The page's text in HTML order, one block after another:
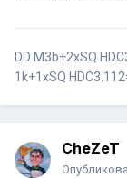
DD M3b+2xSQ
1k+1хSQ
CheZeT